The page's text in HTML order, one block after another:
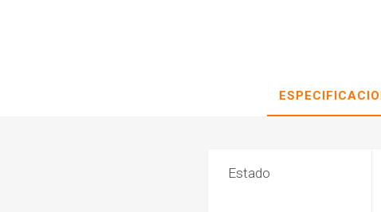
Estado